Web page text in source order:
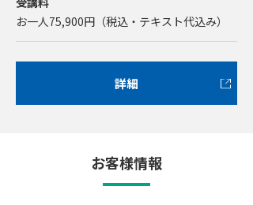
お一人75,900円（税込・テキスト代込み）
詳細
お客様情報